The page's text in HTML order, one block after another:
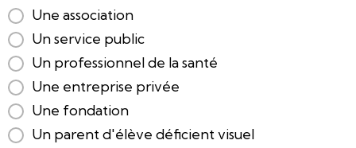
Une association
Un service public
Un professionnel de la santé
Une entreprise privée
Une fondation
Un parent d'élève déficient visuel